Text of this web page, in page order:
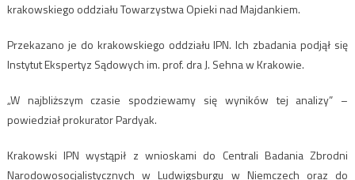
krakowskiego oddziału Towarzystwa Opieki nad Majdankiem.
Przekazano je do krakowskiego oddziału IPN. Ich zbadania podjął się
Instytut Ekspertyz Sądowych im. prof. dra J. Sehna w Krakowie.
„W najbliższym czasie spodziewamy się wyników tej analizy” –
powiedział prokurator Pardyak.
Krakowski IPN wystąpił z wnioskami do Centrali Badania Zbrodni
Narodowosocjalistycznych w Ludwigsburgu w Niemczech oraz do